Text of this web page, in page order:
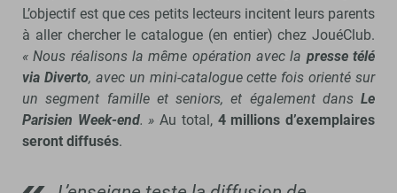
L’objectif est que ces petits lecteurs incitent leurs parents
à aller chercher le catalogue (en entier) chez JouéClub.
« Nous réalisons la même opération avec la presse télé
via Diverto, avec un mini-catalogue cette fois orienté sur
un segment famille et seniors, et également dans Le
Parisien Week-end. » Au total, 4 millions d’exemplaires
seront diffusés.